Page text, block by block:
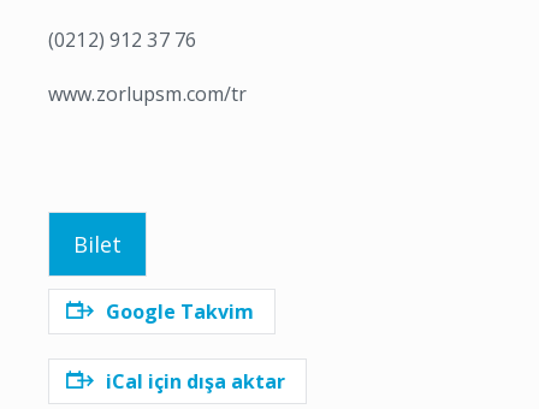
(0212) 912 37 76
www.zorlupsm.com/tr
Bilet
Google Takvim
iCal için dışa aktar